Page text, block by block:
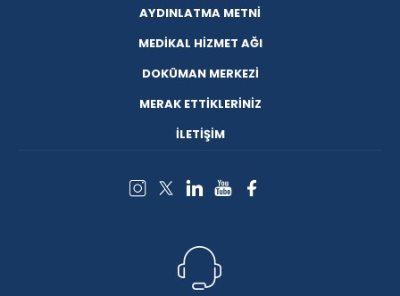
AYDINLATMA METNİ
MEDİKAL HİZMET AĞI
DOKÜMAN MERKEZİ
MERAK ETTİKLERİNİZ
İLETİŞİM